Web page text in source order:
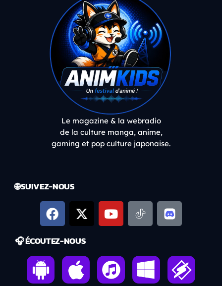
Le magazine & la webradio
de la culture manga, anime,
gaming et pop culture japonaise.
🌐 SUIVEZ-NOUS
🎧 ÉCOUTEZ-NOUS